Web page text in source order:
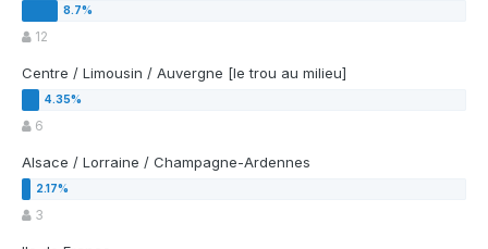
12
Centre / Limousin / Auvergne [le trou au milieu]
6
Alsace / Lorraine / Champagne-Ardennes
3